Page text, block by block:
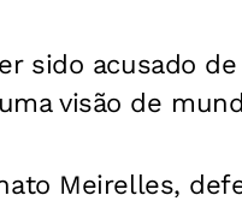
sido acusado
visão de
Meirelles,